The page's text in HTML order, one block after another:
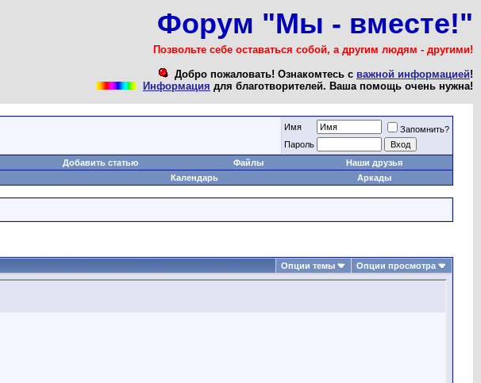
Форум "Мы - вместе!"
Позвольте себе оставаться собой, а другим людям - другими!
Добро пожаловать! Ознакомтесь с важной информацией!
Информация для благотворителей. Ваша помощь очень нужна!
Имя
Запомнить?
Пароль
Добавить статью Файлы
Наши друзья
Календарь Аркады
Опции темы Опции просмотра